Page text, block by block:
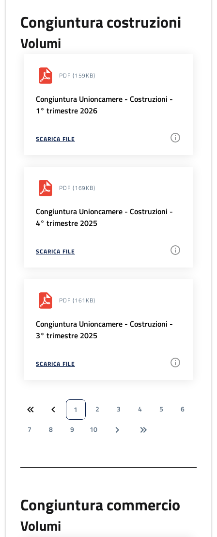
Congiuntura costruzioni
Volumi
PDF (159KB)
Congiuntura Unioncamere - Costruzioni -
1° trimestre 2026
SCARICA FILE
PDF (169KB)
Congiuntura Unioncamere - Costruzioni -
4° trimestre 2025
SCARICA FILE
PDF (161KB)
Congiuntura Unioncamere - Costruzioni -
3° trimestre 2025
SCARICA FILE
1 2 3 4 5
6
7
8 9 10
Congiuntura commercio
Volumi